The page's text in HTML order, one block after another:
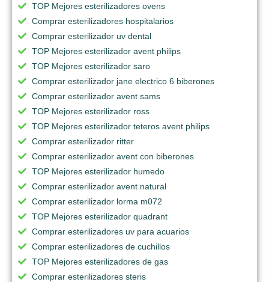
TOP Mejores esterilizadores ovens
Comprar esterilizadores hospitalarios
Comprar esterilizador uv dental
TOP Mejores esterilizador avent philips
TOP Mejores esterilizador saro
Comprar esterilizador jane electrico 6 biberones
Comprar esterilizador avent sams
TOP Mejores esterilizador ross
TOP Mejores esterilizador teteros avent philips
Comprar esterilizador ritter
Comprar esterilizador avent con biberones
TOP Mejores esterilizador humedo
Comprar esterilizador avent natural
Comprar esterilizador lorma m072
TOP Mejores esterilizador quadrant
Comprar esterilizadores uv para acuarios
Comprar esterilizadores de cuchillos
TOP Mejores esterilizadores de gas
Comprar esterilizadores steris